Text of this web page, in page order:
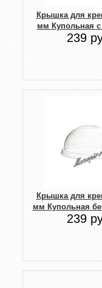
Крышка для
мм Купольная с
239
Крышка для
мм Купольная
239